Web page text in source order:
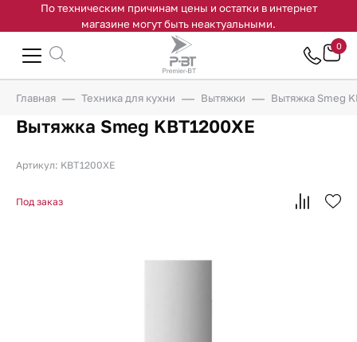
По техническим причинам цены и остатки в интернет
магазине могут быть неактуальными.
0
Главная Техника для кухни Вытяжки Вытяжка Smeg
Вытяжка Smeg KBT1200XE
Артикул: KBT1200XE
Под заказ